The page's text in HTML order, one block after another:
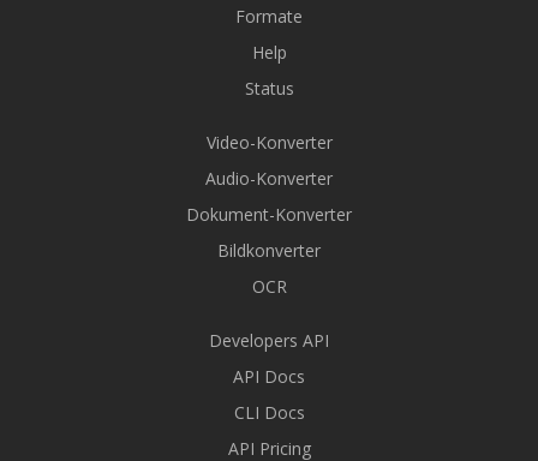
Formate
Help
Status
Video-Konverter
Audio-Konverter
Dokument-Konverter
Bildkonverter
OCR
Developers API
API Docs
CLI Docs
API Pricing